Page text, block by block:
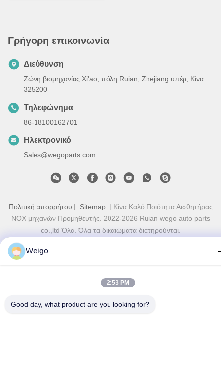
Γρήγορη επικοινωνία
Διεύθυνση
Ζώνη βιομηχανίας Xi'ao, πόλη Ruian, Zhejiang υπέρ, Κίνα
325200
Τηλεφώνημα
86-18100162701
Ηλεκτρονικό
Sales@wegoparts.com
Πολιτική απορρήτου | Sitemap| Κίνα Καλό Ποιότητα Αισθητήρας
NOX μηχανών Προμηθευτής. 2022-2026 Ruian wego auto parts
co.,ltd Όλα. Όλα τα δικαιώματα διατηρούνται.
Weigo
2:53 PM
Good day, what product are you looking for?